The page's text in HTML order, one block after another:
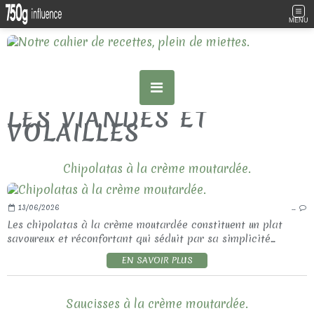
MENU
LES VIANDES ET
VOLAILLES
Chipolatas à la crème moutardée.
13/06/2026 …
Les chipolatas à la crème moutardée constituent un plat
savoureux et réconfortant qui séduit par sa simplicité...
EN SAVOIR PLUS
Saucisses à la crème moutardée.